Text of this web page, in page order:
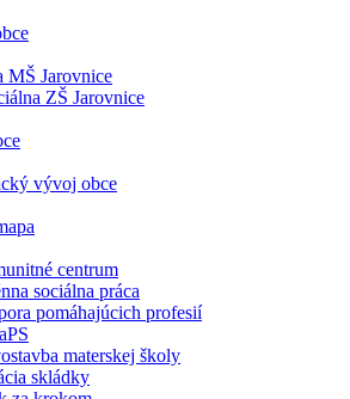
MŠ Jarovnice
ZŠ Jarovnice
vývoj obce
centrum
sociálna práca
pomáhajúcich profesií
materskej školy
skládky